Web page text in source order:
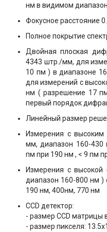
нм в видимом
Фокусное расстояние
Полное покрытие
Двойная плоская
4343 штр./мм, для
10 пм ) в диапазоне
для измерений с
нм ( разрешение 17
первый порядок
Линейный размер
Измерения с
мм, диапазон 160-430
пм при 190 нм , < 9 пм
Измерения с
диапазон 160-800 нм )
190 нм, 400нм, 770 нм
CCD детектор:
- размер CCD матрицы
- размер пикселя: